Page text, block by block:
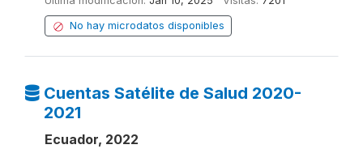
No hay microdatos disponibles
Cuentas Satélite de Salud 2020-
2021
Ecuador, 2022